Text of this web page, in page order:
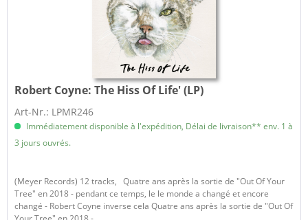
Robert Coyne:The Hiss Of Life' (LP)
Art-Nr.: LPMR246
Immédiatement disponible à l'expédition, Délai de livraison** env. 1 à
3 jours ouvrés.
(Meyer Records) 12 tracks, Quatre ans après la sortie de "Out Of Your
Tree" en 2018 - pendant ce temps, le le monde a changé et encore
changé - Robert Coyne inverse cela Quatre ans après la sortie de "Out Of